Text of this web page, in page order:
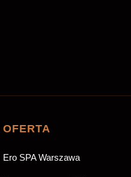
OFERTA
Ero SPA Warszawa